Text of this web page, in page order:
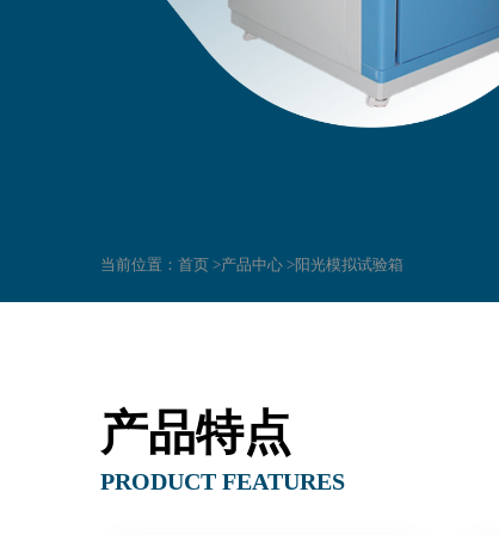
当前位置： 首页 >产品中心 >阳光模拟试验箱
产品特点
PRODUCT FEATURES